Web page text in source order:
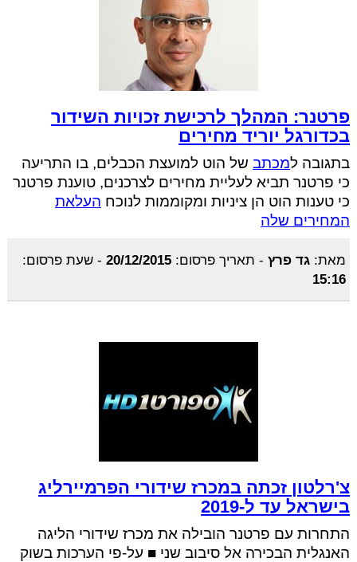
פרטנר: המהלך לרכישת זכויות השידור
בכדורגל יוריד מחירים
בתגובה למכתבשל הוט למועצת הכבלים, בו התריעה
כי פרטנר תביא לעליית מחירים לצרכנים, טוענת פרטנר
כי טענות הוט הן ציניות ומקוממות לנוכח העלאת
המחירים שלה
מאת: גד פרץ- תאריך פרסום: 20/12/2015
- שעת פרסום:
15:16
צ'רלטון זכתה במכרז שידורי הפרמיירליג
בישראל עד ל-2019
התחרות עם פרטנר הובילה את מכרז שידורי הליגה
האנגלית הבכירה אל סיבוב שני ■ על-פי הערכות בשוק